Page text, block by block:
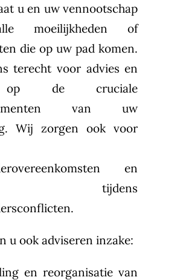
u en uw vennootschap
moeilijkheden of
die op uw pad komen.
terecht voor advies en
op de cruciale
van uw
Wij zorgen ook voor
en
tijdens
u ook adviseren inzake:
en reorganisatie van